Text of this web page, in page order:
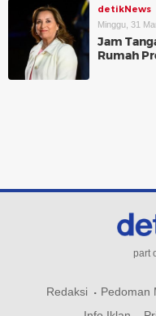
detikNews
Minggu, 31
Jam
Rumah
part
Redaksi Pedoman